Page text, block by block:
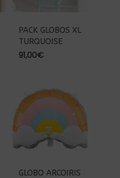
PACK GLOBOS XL
TURQUOISE
91,00€
GLOBO ARCOIRIS